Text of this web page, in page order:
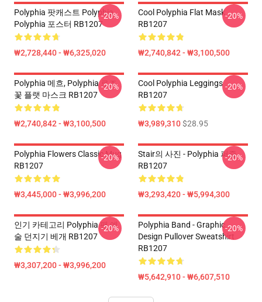
Polyphia 팟캐스트 Polyphia
Polyphia 포스터 RB1207
₩2,728,440 - ₩6,325,020
-20%
Cool Polyphia Flat Mask
RB1207
₩2,740,842 - ₩3,100,500
-20%
Polyphia 메흐, Polyphia 로즈
꽃 플랫 마스크 RB1207
₩2,740,842 - ₩3,100,500
-20%
Cool Polyphia Leggings
RB1207
₩3,989,310$28.95
-20%
Polyphia Flowers Classic Mug
RB1207
₩3,445,000 - ₩3,996,200
-20%
Stair의 사진 - Polyphia 퍼즐
RB1207
₩3,293,420 - ₩5,994,300
-20%
인기 카테고리 Polyphia 팬 예
술 던지기 베개 RB1207
₩3,307,200 - ₩3,996,200
-20%
Polyphia Band - Graphic
Design Pullover Sweatshirt
RB1207
₩5,642,910 - ₩6,607,510
-20%